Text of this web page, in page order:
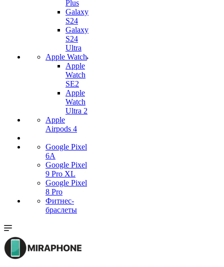
Plus
Galaxy
S24
Galaxy
S24
Ultra
Apple Watch
Apple
Watch
SE2
Apple
Watch
Ultra 2
Apple
Airpods 4
Google Pixel
6A
Google Pixel
9 Pro XL
Google Pixel
8 Pro
Фитнес-
браслеты